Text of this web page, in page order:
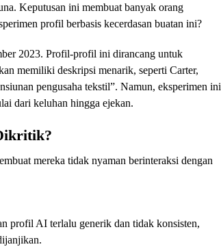
Keputusan ini membuat banyak orang
profil berbasis kecerdasan buatan ini?
2023. Profil-profil ini dirancang untuk
memiliki deskripsi menarik, seperti Carter,
pengusaha tekstil”. Namun, eksperimen ini
dari keluhan hingga ejekan.
mereka tidak nyaman berinteraksi dengan
profil AI terlalu generik dan tidak konsisten,